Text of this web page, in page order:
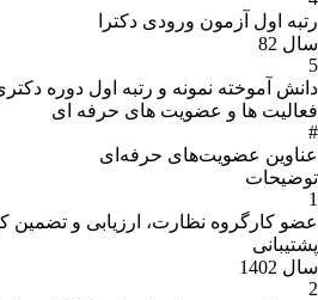
رتبه اول آزمون ورودی دکترا
سال 82
5
دانش آموخته نمونه و رتبه اول دوره
فعالیت ها و عضویت های حرفه ای
#
عناوین عضویت‌هاى حرفه‌اى
توضیحات
1
عضو کارگروه نظارت، ارزیابی و تضمین
پشتیبانی
سال 1402
2